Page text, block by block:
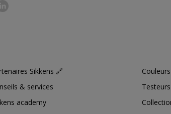
Sikkens 🔗
& services
academy
Couleurs